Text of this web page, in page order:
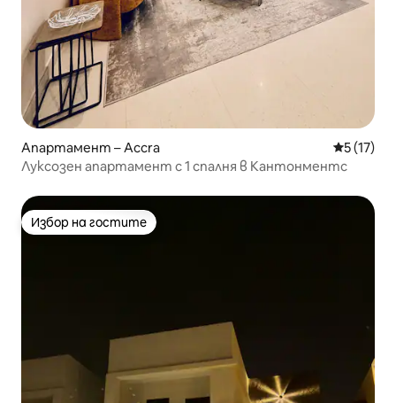
Апартамент – Accra Средна
5 (17)
Луксозен апартамент с 1 спалня в Кантонментс
Избор на гостите
Избор на гостите